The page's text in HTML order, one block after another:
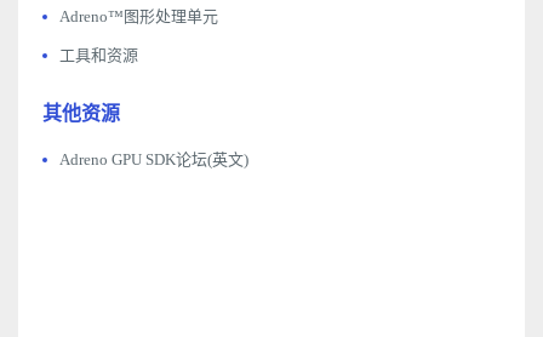
Adreno™图形处理单元
工具和资源
其他资源
Adreno GPU SDK论坛(英文)